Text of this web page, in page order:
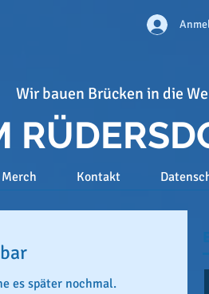
Wir bauen Brücken in die
Merch Kontakt
es später nochmal.